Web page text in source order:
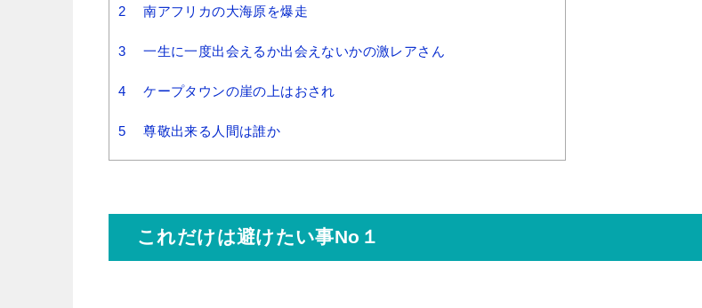
2 南アフリカの大海原を爆走
3 一生に一度出会えるか出会えないかの激レアさん
4 ケープタウンの崖の上はおされ
5 尊敬出来る人間は誰か
これだけは避けたい事No１